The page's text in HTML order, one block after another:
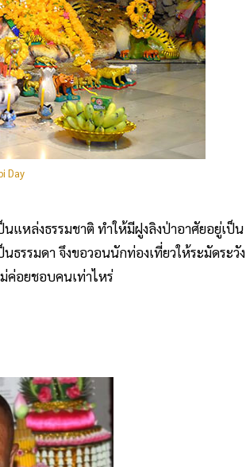
Day
แหล่งธรรมชาติ ทำให้มีฝูงลิงป่าอาศัยอยู่เป็น
รรมดา จึงขอวอนนักท่องเที่ยวให้ระมัดระวัง
ค่อยชอบคนเท่าไหร่